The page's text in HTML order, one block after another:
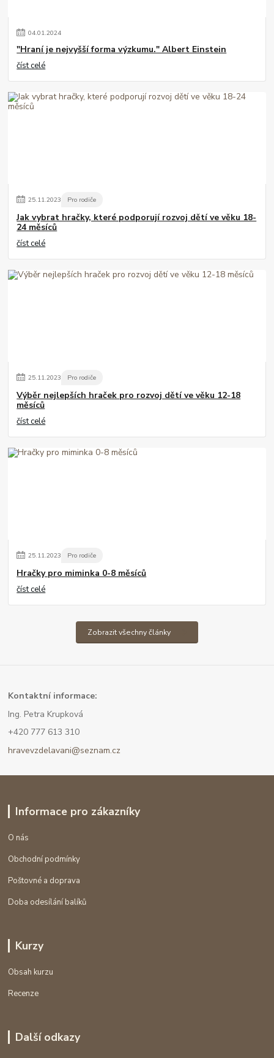
04.01.2024
"Hraní je nejvyšší forma výzkumu." Albert Einstein
číst celé
25.11.2023 Pro rodiče
Jak vybrat hračky, které podporují rozvoj dětí ve věku 18-
24 měsíců
číst celé
25.11.2023 Pro rodiče
Výběr nejlepších hraček pro rozvoj dětí ve věku 12-18
měsíců
číst celé
25.11.2023 Pro rodiče
Hračky pro miminka 0-8 měsíců
číst celé
Zobrazit všechny články
Kontaktní informace:
Ing. Petra Krupková
+420 777 613 310
hravevzdelavani@seznam.cz
Informace pro zákazníky
O nás
Obchodní podmínky
Poštovné a doprava
Doba odesílání balíků
Kurzy
Obsah kurzu
Recenze
Další odkazy